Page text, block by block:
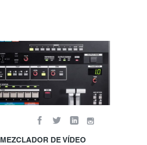
MEZCLADOR DE VÍDEO